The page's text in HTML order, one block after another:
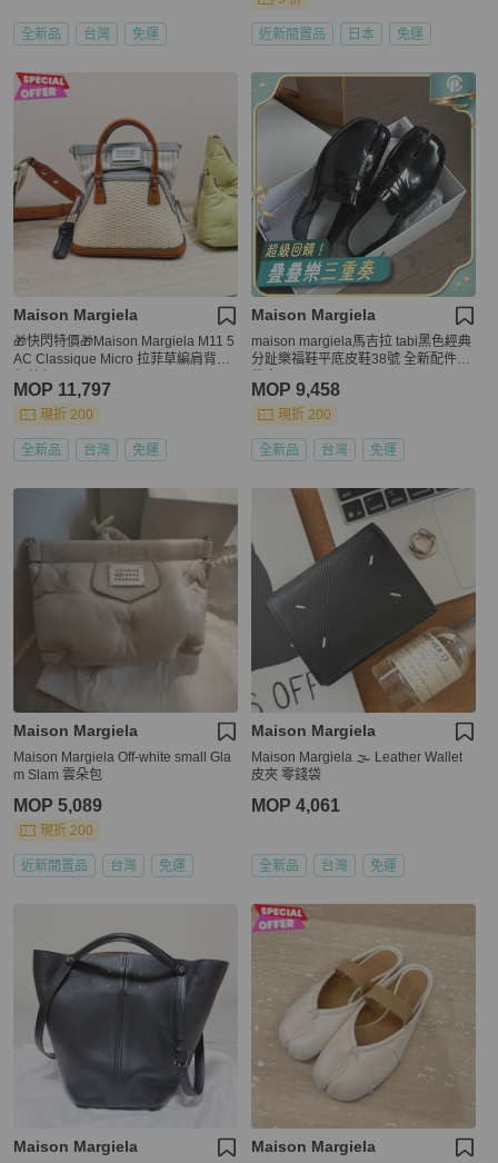
全新品 台灣 免運 近新閒置品 日本 免運
Maison Margiela
🎁快閃特價🎁Maison Margiela M11 5
AC Classique Micro 拉菲草編肩背包
MOP 11,797
現折 200
全新品 台灣 免運
Maison Margiela
maison margiela馬吉拉 tabi黑色經典
分趾樂福鞋平底皮鞋38號 全新配件塵
MOP 9,458
現折 200
全新品 台灣 免運
Maison Margiela
Maison Margiela Off-white small Gla
m Slam 雲朵包
MOP 5,089
現折 200
近新閒置品 台灣 免運
Maison Margiela
Maison Margiela 🌫️ Leather Wallet
皮夾 零錢袋
MOP 4,061
全新品 台灣 免運
Maison Margiela Maison Margiela